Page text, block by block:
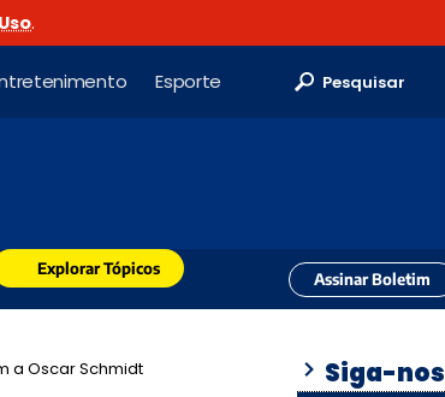
.
Esporte Pesquisar
Explorar Tópicos
Assinar Boletim
a Oscar Schmidt Siga-nos